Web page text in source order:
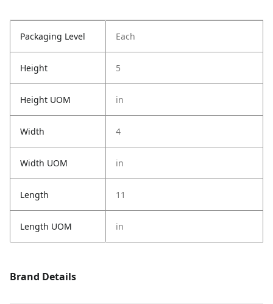
Packaging Level Each
Height 5
Height UOM in
Width 4
Width UOM in
Length 11
Length UOM in
Brand Details